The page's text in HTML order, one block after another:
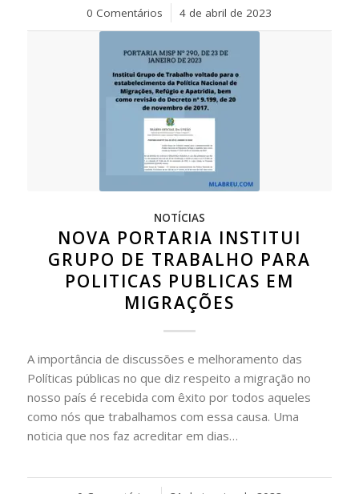
0 Comentários
/ 4 de abril de 2023
NOTÍCIAS
NOVA PORTARIA INSTITUI
GRUPO DE TRABALHO PARA
POLITICAS PUBLICAS EM
MIGRAÇÕES
A importância de discussões e melhoramento das
Políticas públicas no que diz respeito a migração no
nosso país é recebida com êxito por todos aqueles
como nós que trabalhamos com essa causa. Uma
noticia que nos faz acreditar em dias…